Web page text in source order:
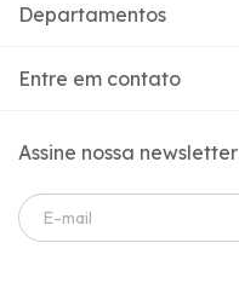
Departamentos
Entre em contato
Assine nossa newsletter